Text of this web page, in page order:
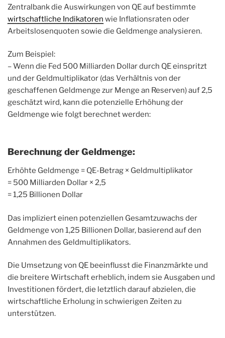
Zentralbank die Auswirkungen von QE auf bestimmte
wirtschaftliche Indikatoren wie Inflationsraten oder
Arbeitslosenquoten sowie die Geldmenge analysieren.
Zum Beispiel:
– Wenn die Fed 500 Milliarden Dollar durch QE einspritzt
und der Geldmultiplikator (das Verhältnis von der
geschaffenen Geldmenge zur Menge an Reserven) auf 2,5
geschätzt wird, kann die potenzielle Erhöhung der
Geldmenge wie folgt berechnet werden:
Berechnung der Geldmenge:
Erhöhte Geldmenge = QE-Betrag × Geldmultiplikator
= 500 Milliarden Dollar × 2,5
= 1,25 Billionen Dollar
Das impliziert einen potenziellen Gesamtzuwachs der
Geldmenge von 1,25 Billionen Dollar, basierend auf den
Annahmen des Geldmultiplikators.
Die Umsetzung von QE beeinflusst die Finanzmärkte und
die breitere Wirtschaft erheblich, indem sie Ausgaben und
Investitionen fördert, die letztlich darauf abzielen, die
wirtschaftliche Erholung in schwierigen Zeiten zu
unterstützen.